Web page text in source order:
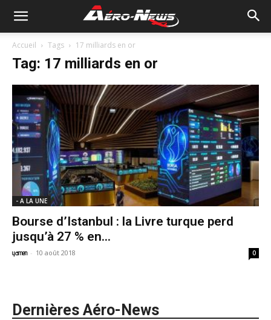
Accueil Tags 17 milliards en or
Tag: 17 milliards en or
- A LA UNE
Bourse d’Istanbul : la Livre turque perd
jusqu’à 27 % en...
yamen - 10 août 2018 0
Dernières Aéro-News